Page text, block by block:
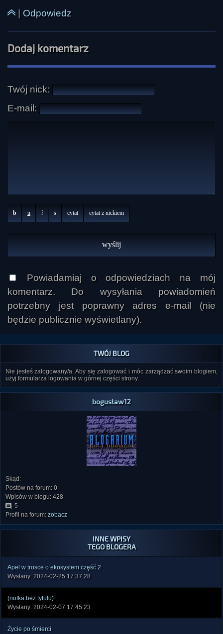
| Odpowiedz
Dodaj komentarz
Twój nick:
E-mail:
b u i s cytat cytat z nickiem
Powiadamiaj o odpowiedziach na mój
komentarz. Do wysyłania powiadomień
potrzebny jest poprawny adres e-mail (nie
będzie publicznie wyświetlany).
TWÓJ BLOG
Nie jesteś zalogowany/a. Aby się zalogować i móc zarządzać swoim blogiem,
użyj formularza logowania w górnej części strony.
bogusław12
Skąd:
Postów na forum: 0
Wpisów w blogu: 428
5
Profil na forum: zobacz
INNE WPISY
TEGO BLOGERA
Apel w trosce o ekosystem część 2
Wysłany: 2024-02-25 17:37:28
(notka bez tytułu)
Wysłany: 2024-02-07 17:45:23
Życie po śmierci